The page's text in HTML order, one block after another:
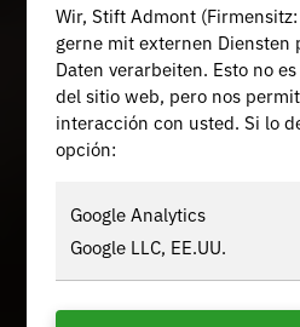
Wir, Stift Admont
gerne mit externen Diensten
Daten verarbeiten. Esto no
del sitio web, pero nos
interacción con usted. Si lo
opción:
Google Analytics
Google LLC, EE.UU.